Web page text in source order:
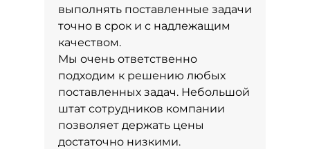
выполнять поставленные задачи
точно в срок и с надлежащим
качеством.
Мы очень ответственно
подходим к решению любых
поставленных задач. Небольшой
штат сотрудников компании
позволяет держать цены
достаточно низкими.